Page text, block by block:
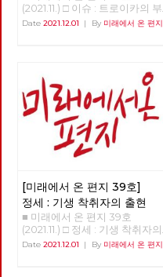
(2021.11.) □ 이슈 : 트로이카의 부
활 >>>> 업로드 준비중 <<<<<<
Date 2021.12.01 | By 미래에서 온 편지
[미래에서 온 편지 39호]
정세 : 기생 착취자의 출현
■ 미래에서 온 편지 39호
(2021.11.) □ 정세 : 기생 착취자의
출현 >>>>> 업로드 준비중
Date 2021.12.01 | By 미래에서 온 편지